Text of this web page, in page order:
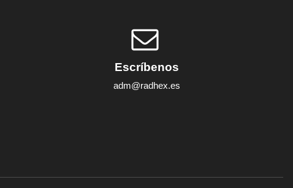
Escríbenos
adm@radhex.es